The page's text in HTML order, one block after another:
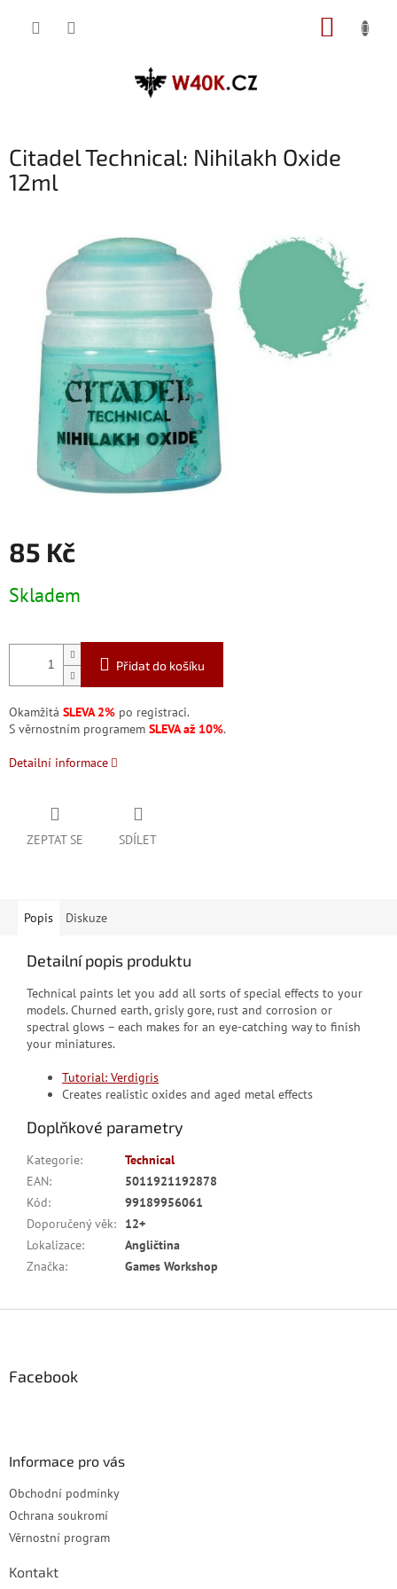
Citadel Technical: Nihilakh Oxide
12ml
85 Kč
cena:
Skladem
Přidat do košíku
Okamžitá SLEVA 2% po registraci.
S věrnostním programem SLEVA až 10%.
Detailní informace
ZEPTAT SE SDÍLET
Popis Diskuze
Detailní popis produktu
Technical paints let you add all sorts of special effects to your
models. Churned earth, grisly gore, rust and corrosion or
spectral glows – each makes for an eye-catching way to finish
your miniatures.
Tutorial: Verdigris
Creates realistic oxides and aged metal effects
Doplňkové parametry
Kategorie:
Technical
EAN:
5011921192878
Kód:
99189956061
Doporučený věk:
12+
Lokalizace:
Angličtina
Značka: Games Workshop
Facebook
Informace pro vás
Obchodní podmínky
Ochrana soukromí
Věrnostní program
Kontakt